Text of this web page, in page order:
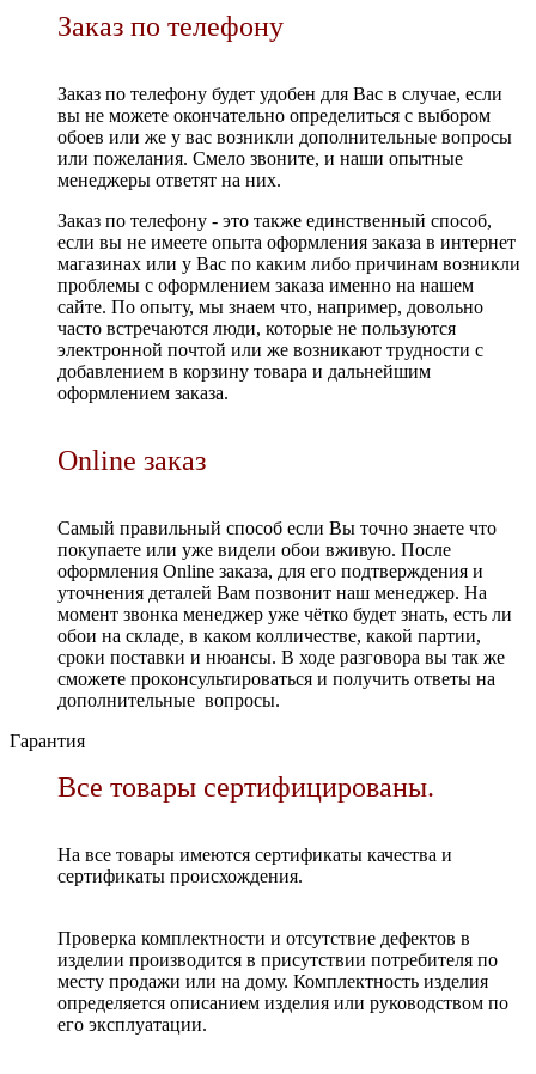
Заказ по телефону
Заказ по телефону будет удобен для Вас в случае, если
вы не можете окончательно определиться с выбором
обоев или же у вас возникли дополнительные вопросы
или пожелания. Смело звоните, и наши опытные
менеджеры ответят на них.
Заказ по телефону - это также единственный способ,
если вы не имеете опыта оформления заказа в интернет
магазинах или у Вас по каким либо причинам возникли
проблемы с оформлением заказа именно на нашем
сайте. По опыту, мы знаем что, например, довольно
часто встречаются люди, которые не пользуются
электронной почтой или же возникают трудности с
добавлением в корзину товара и дальнейшим
оформлением заказа.
Online заказ
Самый правильный способ если Вы точно знаете что
покупаете или уже видели обои вживую. После
оформления Online заказа, для его подтверждения и
уточнения деталей Вам позвонит наш менеджер. На
момент звонка менеджер уже чётко будет знать, есть ли
обои на складе, в каком колличестве, какой партии,
сроки поставки и нюансы. В ходе разговора вы так же
сможете проконсультироваться и получить ответы на
дополнительные вопросы.
Гарантия
Все товары сертифицированы.
На все товары имеются сертификаты качества и
сертификаты происхождения.
Проверка комплектности и отсутствие дефектов в
изделии производится в присутствии потребителя по
месту продажи или на дому. Комплектность изделия
определяется описанием изделия или руководством по
его эксплуатации.